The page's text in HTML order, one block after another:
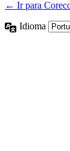
← Ir para
Idioma